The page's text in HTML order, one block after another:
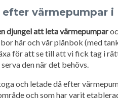
värmepumpar
djungel att leta värmepumpar
här och vår plånbok (med
för att se till att vi fick tag i
den när det behövs.
och letade då efter
och som har varit